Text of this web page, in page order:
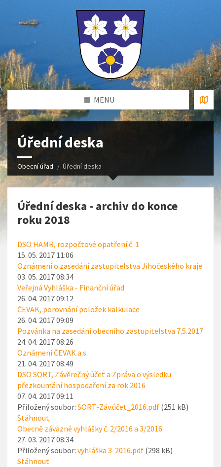
MENU
Úřední deska
Obecní úřad Úřední deska
Úřední deska - archiv do konce
roku 2018
DSO HAMR, rozpočtové opatření č. 1
15. 05. 2017 11:06
Oznámení o zasedání zastupitelstva Jihočeského kraje
03. 05. 2017 08:34
Veřejná Vyhláška - Finanční úřad
26. 04. 2017 09:12
ČEVAK, porovnání položek kalkulace
26. 04. 2017 09:09
Pozvánka na zasedání obecního zastupitelstva 7.5.2017
24. 04. 2017 08:26
Oznámení ČEVAK a.s.
21. 04. 2017 08:49
DSO SORT, Závěrečný účet a Zpráva o výsledku
přezkoumání hospodaření za rok 2016
07. 04. 2017 09:11
Přiložený soubor: SORT-Záv.účet_2016.pdf (251 kB)
Stáhnout
Obecně závazné vyhlášky č. 2/2016 a 3/2016
27. 03. 2017 08:34
Přiložený soubor: vyhláška 3-2016.pdf (298 kB)
Stáhnout